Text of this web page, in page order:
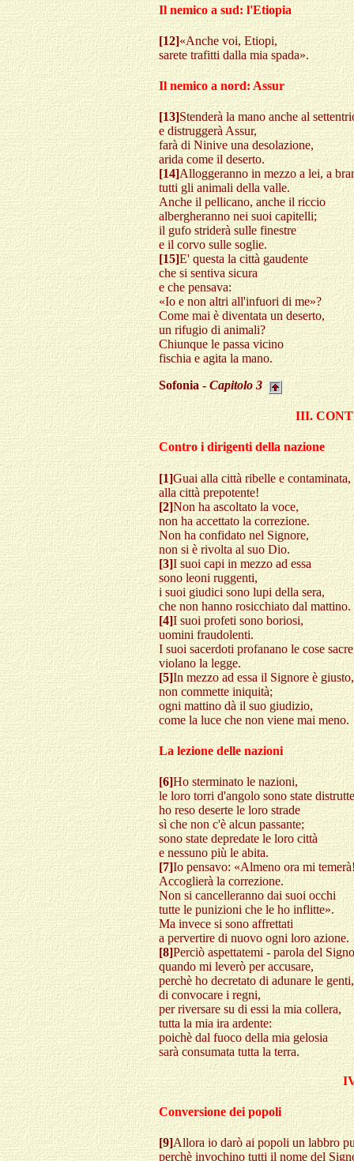
Il nemico a sud: l'Etiopia
[12]«Anche voi, Etiopi,
sarete trafitti dalla mia spada».
Il nemico a nord: Assur
[13]Stenderà la mano anche al
e distruggerà Assur,
farà di Ninive una desolazione,
arida come il deserto.
[14]Alloggeranno in mezzo a lei, a
tutti gli animali della valle.
Anche il pellicano, anche il riccio
albergheranno nei suoi capitelli;
il gufo striderà sulle finestre
e il corvo sulle soglie.
[15]E' questa la città gaudente
che si sentiva sicura
e che pensava:
«Io e non altri all'infuori di me»?
Come mai è diventata un deserto,
un rifugio di animali?
Chiunque le passa vicino
fischia e agita la mano.
Sofonia - Capitolo 3
III.
Contro i dirigenti della nazione
[1]Guai alla città ribelle e contaminata,
alla città prepotente!
[2]Non ha ascoltato la voce,
non ha accettato la correzione.
Non ha confidato nel Signore,
non si è rivolta al suo Dio.
[3]I suoi capi in mezzo ad essa
sono leoni ruggenti,
i suoi giudici sono lupi della sera,
che non hanno rosicchiato dal mattino.
[4]I suoi profeti sono boriosi,
uomini fraudolenti.
I suoi sacerdoti profanano le cose
violano la legge.
[5]In mezzo ad essa il Signore è giusto,
non commette iniquità;
ogni mattino dà il suo giudizio,
come la luce che non viene mai meno.
La lezione delle nazioni
[6]Ho sterminato le nazioni,
le loro torri d'angolo sono state
ho reso deserte le loro strade
sì che non c'è alcun passante;
sono state depredate le loro città
e nessuno più le abita.
[7]Io pensavo: «Almeno ora mi
Accoglierà la correzione.
Non si cancelleranno dai suoi occhi
tutte le punizioni che le ho inflitte».
Ma invece si sono affrettati
a pervertire di nuovo ogni loro azione.
[8]Perciò aspettatemi - parola del
quando mi leverò per accusare,
perchè ho decretato di adunare le genti,
di convocare i regni,
per riversare su di essi la mia collera,
tutta la mia ira ardente:
poichè dal fuoco della mia gelosia
sarà consumata tutta la terra.
Conversione dei popoli
[9]Allora io darò ai popoli un labbro
perchè invochino tutti il nome del